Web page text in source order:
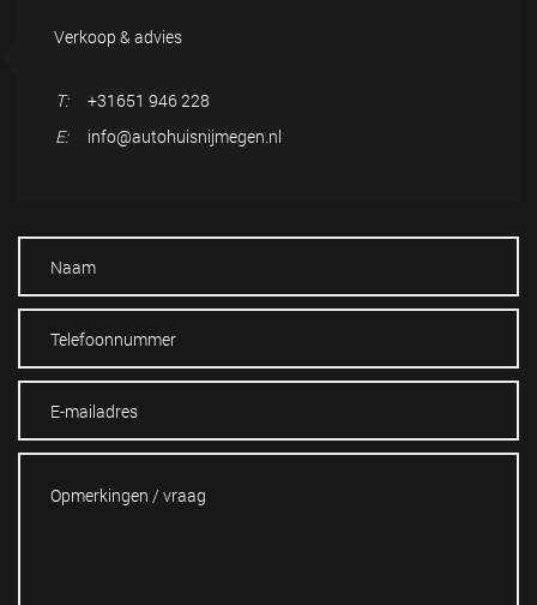
Verkoop & advies
T:
+31651 946 228
E:
info@autohuisnijmegen.nl